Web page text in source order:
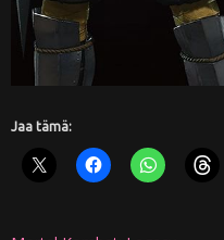
Jaa tämä: